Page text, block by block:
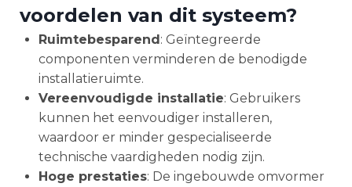
voordelen van dit systeem?
Ruimtebesparend : Geïntegreerde
componenten verminderen de benodigde
installatieruimte.
Vereenvoudigde installatie: Gebruikers
kunnen het eenvoudiger installeren,
waardoor er minder gespecialiseerde
technische vaardigheden nodig zijn.
Hoge prestaties: De ingebouwde omvormer